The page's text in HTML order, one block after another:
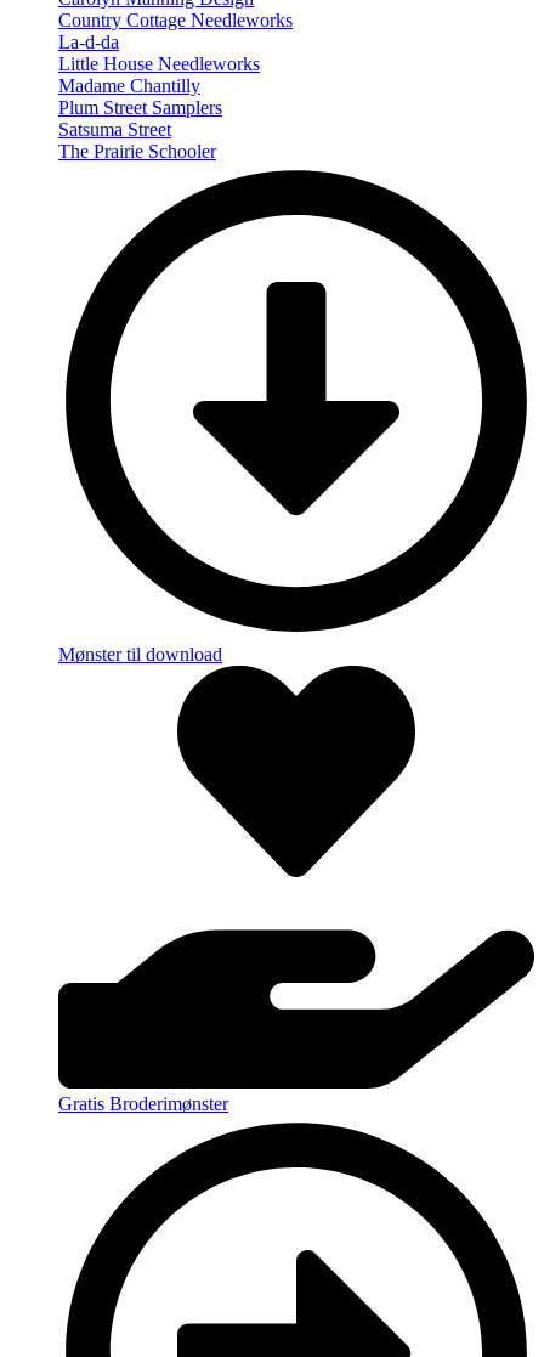
Country Cottage Needleworks
La-d-da
Little House Needleworks
Madame Chantilly
Plum Street Samplers
Satsuma Street
The Prairie Schooler
Mønster til download
Gratis Broderimønster